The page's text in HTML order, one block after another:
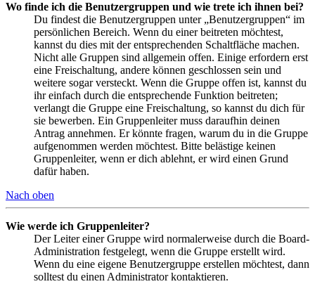
Wo finde ich die Benutzergruppen und wie trete ich ihnen bei?
Du findest die Benutzergruppen unter „Benutzergruppen“ im
persönlichen Bereich. Wenn du einer beitreten möchtest,
kannst du dies mit der entsprechenden Schaltfläche machen.
Nicht alle Gruppen sind allgemein offen. Einige erfordern erst
eine Freischaltung, andere können geschlossen sein und
weitere sogar versteckt. Wenn die Gruppe offen ist, kannst du
ihr einfach durch die entsprechende Funktion beitreten;
verlangt die Gruppe eine Freischaltung, so kannst du dich für
sie bewerben. Ein Gruppenleiter muss daraufhin deinen
Antrag annehmen. Er könnte fragen, warum du in die Gruppe
aufgenommen werden möchtest. Bitte belästige keinen
Gruppenleiter, wenn er dich ablehnt, er wird einen Grund
dafür haben.
Nach oben
Wie werde ich Gruppenleiter?
Der Leiter einer Gruppe wird normalerweise durch die Board-
Administration festgelegt, wenn die Gruppe erstellt wird.
Wenn du eine eigene Benutzergruppe erstellen möchtest, dann
solltest du einen Administrator kontaktieren.